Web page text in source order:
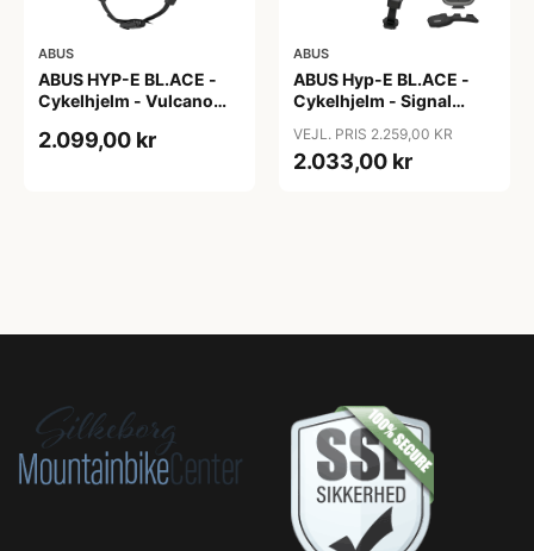
ABUS
ABUS HYP-E BL.ACE -
Cykelhjelm - Vulcano
2.099,00 kr
ABUS
ABUS Hyp-E BL.ACE -
Cykelhjelm - Signal
VEJL. PRIS 2.259,00 KR
2.033,00 kr